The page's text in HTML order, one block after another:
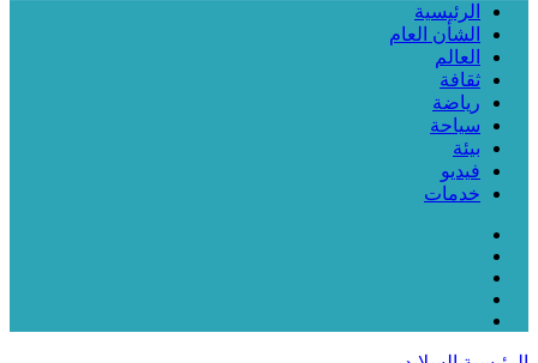
الرئيسية
الشأن العام
العالم
ثقافة
رياضة
سياحة
بيئة
فيديو
خدمات